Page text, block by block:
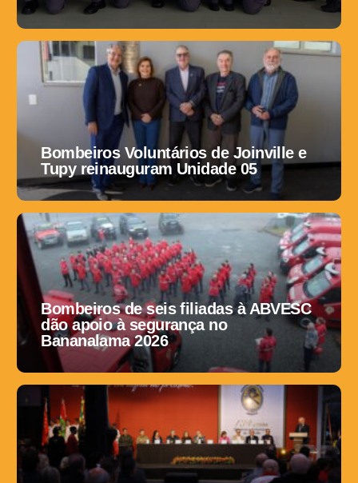
Bombeiros Voluntários de Joinville e
Tupy reinauguram Unidade 05
Bombeiros de seis filiadas à ABVESC
dão apoio à segurança no
Bananalama 2026